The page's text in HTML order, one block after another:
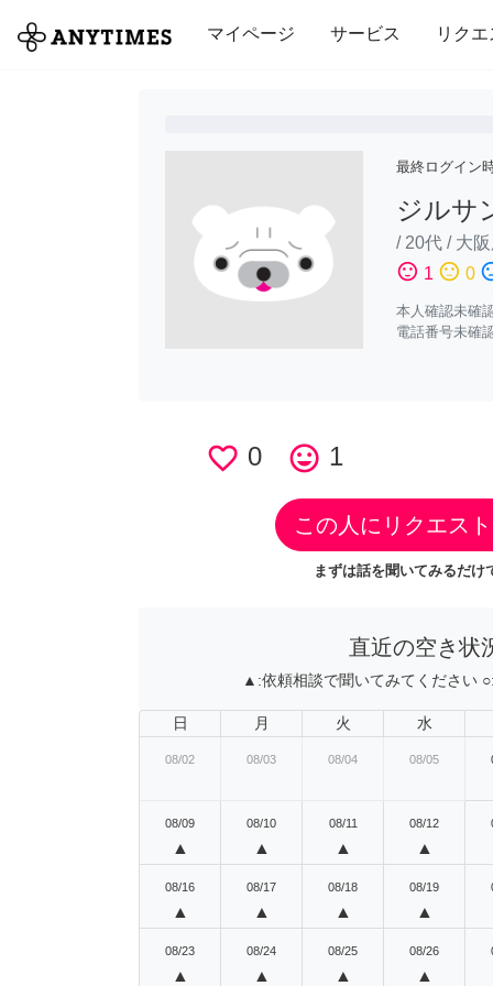
マイページ サービス リクエ
全て 修理・組立 家事 引っ越し
最終ログイン
ジルサ
/ 20代 / 大
sentiment_satisfied 1 sentiment_neutral 0
本人確認未確
電話番号未確
favorite_border 0 tag_faces 1
この人にリクエス
まずは話を聞いてみるだけ
直近の空き状
▲:依頼相談で聞いてみてください ○:
日 月 火 水
08/02 08/03 08/04 08/05
08/09
▲
08/10
▲
08/11
▲
08/12
▲
08/16
▲
08/17
▲
08/18
▲
08/19
▲
08/23
▲
08/24
▲
08/25
▲
08/26
▲